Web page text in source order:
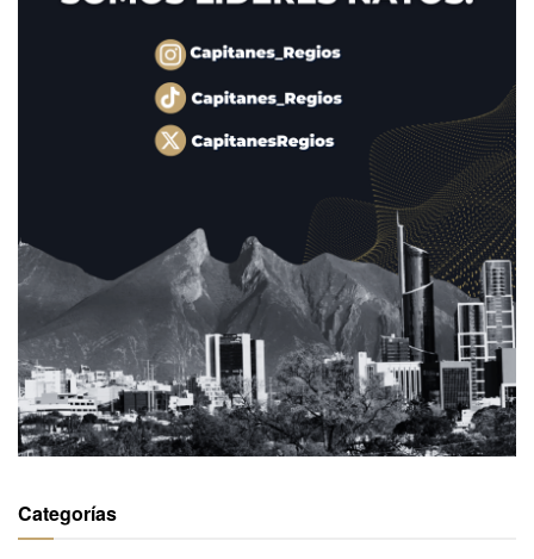
Categorías